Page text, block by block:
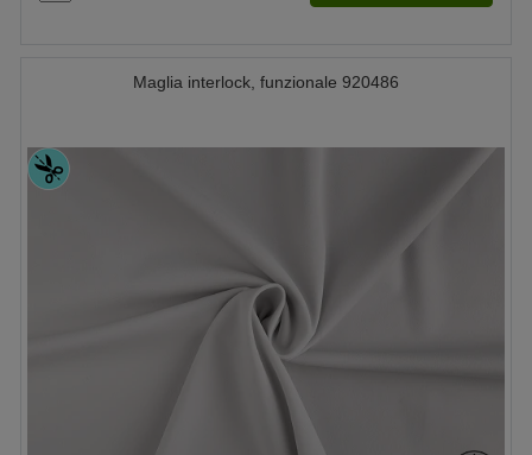
Maglia interlock, funzionale 920486